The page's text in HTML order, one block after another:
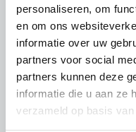
personaliseren, om
en om ons
informatie over uw
partners voor social
partners kunnen deze
informatie die u aan ze
verzameld op basis